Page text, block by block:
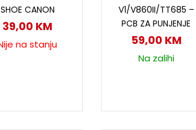
SHOE CANON
39,00 KM
na stanju
V1/V860II/TT685 –
PCB ZA PUNJENJE
59,00 KM
Na zalihi